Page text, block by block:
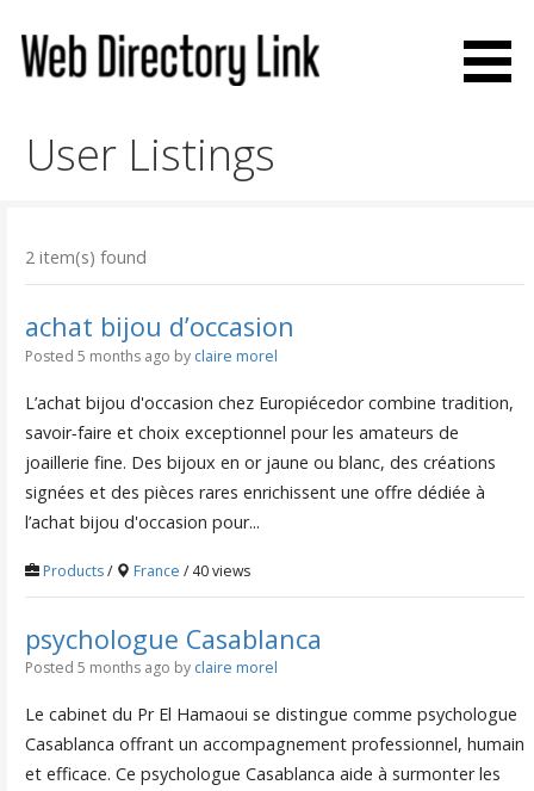
content
User Listings
2 item(s) found
achat bijou d’occasion
Posted 5 months ago by claire morel
L’achat bijou d'occasion chez Europiécedor combine tradition,
savoir‑faire et choix exceptionnel pour les amateurs de
joaillerie fine. Des bijoux en or jaune ou blanc, des créations
signées et des pièces rares enrichissent une offre dédiée à
l’achat bijou d'occasion pour...
Products/ France / 40 views
psychologue Casablanca
Posted 5 months ago by claire morel
Le cabinet du Pr El Hamaoui se distingue comme psychologue
Casablanca offrant un accompagnement professionnel, humain
et efficace. Ce psychologue Casablanca aide à surmonter les